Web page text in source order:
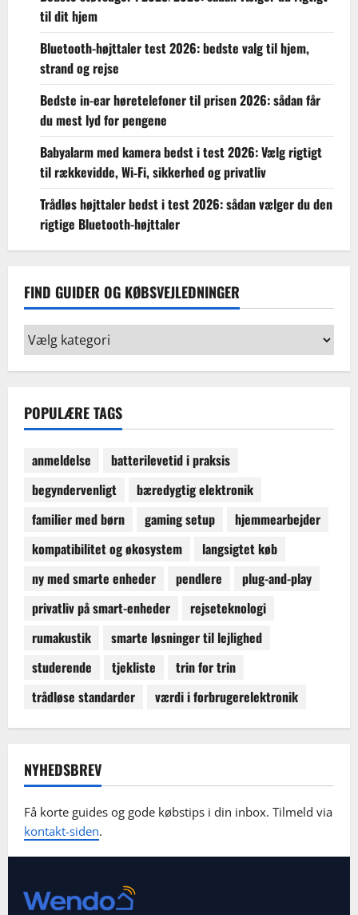
til dit hjem
Bluetooth-højttaler test 2026: bedste valg til hjem,
strand og rejse
Bedste in-ear høretelefoner til prisen 2026: sådan får
du mest lyd for pengene
Babyalarm med kamera bedst i test 2026: Vælg rigtigt
til rækkevidde, Wi‑Fi, sikkerhed og privatliv
Trådløs højttaler bedst i test 2026: sådan vælger du den
rigtige Bluetooth-højttaler
FIND GUIDER OG KØBSVEJLEDNINGER
Find
guider
og
POPULÆRE TAGS
anmeldelse
batterilevetid i praksis
begyndervenligt
bæredygtig elektronik
familier med børn
gaming setup
hjemmearbejder
kompatibilitet og økosystem
langsigtet køb
ny med smarte enheder
pendlere
plug-and-play
privatliv på smart-enheder
rejseteknologi
rumakustik
smarte løsninger til lejlighed
studerende
tjekliste
trin for trin
trådløse standarder
værdi i forbrugerelektronik
NYHEDSBREV
Få korte guides og gode købstips i din inbox. Tilmeld via
kontakt-siden.